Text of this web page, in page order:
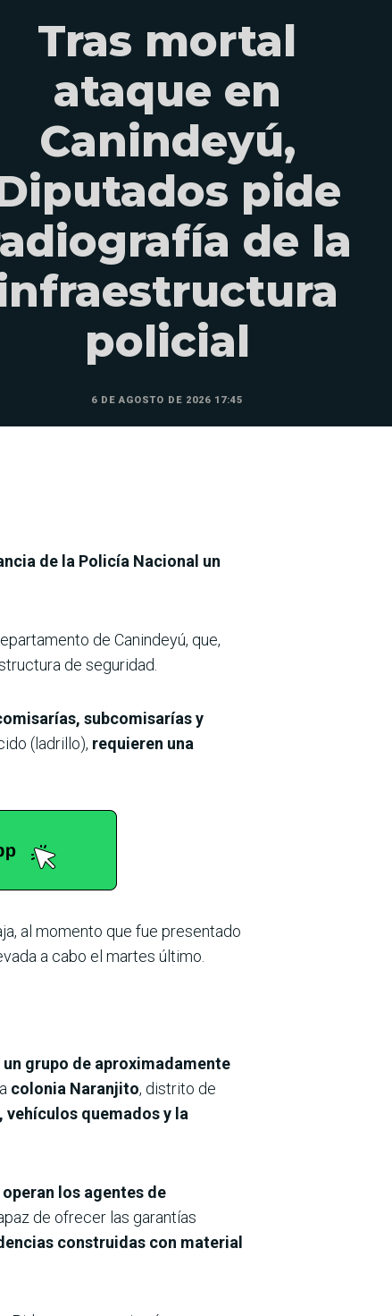
Tras mortal
ataque en
Canindeyú,
pide
de la
policial
6 DE AGOSTO DE 2026 17:45
de la Policía Nacional un
de Canindeyú, que,
de seguridad.
subcomisarías y
(ladrillo), requieren una
al momento que fue presentado
a cabo el martes último.
grupo de aproximadamente
colonia Naranjito, distrito de
quemados y la
los agentes de
de ofrecer las garantías
construidas con material